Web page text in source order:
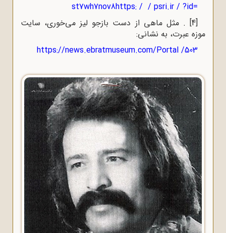
https: / / psri.ir / ?id=
8
nov
7
wh
7
st
[4]
.مثل ماهی از دست بازجو لیز می‌خوری، سایت
موزه عبرت، به نشانی:
https://news.ebratmuseum.com/Portal /503